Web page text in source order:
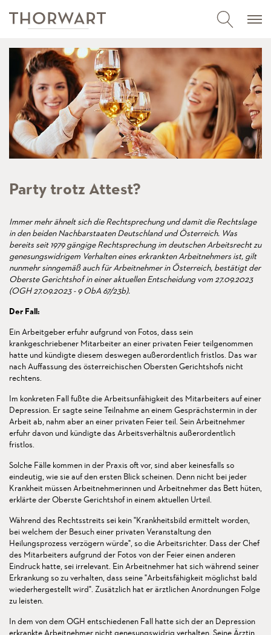
Party trotz Attest?
Immer mehr ähnelt sich die Rechtsprechung und damit die Rechtslage
in den beiden Nachbarstaaten Deutschland und Österreich. Was
bereits seit 1979 gängige Rechtsprechung im deutschen Arbeitsrecht zu
genesungswidrigem Verhalten eines erkrankten Arbeitnehmers ist, gilt
nunmehr sinngemäß auch für Arbeitnehmer in Österreich, bestätigt der
Oberste Gerichtshof in einer aktuellen Entscheidung vom 27.09.2023
(OGH 27.09.2023 - 9 ObA 67/23b).
Der Fall:
Ein Arbeitgeber erfuhr aufgrund von Fotos, dass sein
krankgeschriebener Mitarbeiter an einer privaten Feier teilgenommen
hatte und kündigte diesem deswegen außerordentlich fristlos. Das war
nach Auffassung des österreichischen Obersten Gerichtshofs nicht
rechtens.
Im konkreten Fall fußte die Arbeitsunfähigkeit des Mitarbeiters auf einer
Depression. Er sagte seine Teilnahme an einem Gesprächstermin in der
Arbeit ab, nahm aber an einer privaten Feier teil. Sein Arbeitnehmer
erfuhr davon und kündigte das Arbeitsverhältnis außerordentlich
fristlos.
Solche Fälle kommen in der Praxis oft vor, sind aber keinesfalls so
eindeutig, wie sie auf den ersten Blick scheinen. Denn nicht bei jeder
Krankheit müssen Arbeitnehmerinnen und Arbeitnehmer das Bett hüten,
erklärte der Oberste Gerichtshof in einem aktuellen Urteil.
Während des Rechtsstreits sei kein "Krankheitsbild ermittelt worden,
bei welchem der Besuch einer privaten Veranstaltung den
Heilungsprozess verzögern würde", so die Arbeitsrichter. Dass der Chef
des Mitarbeiters aufgrund der Fotos von der Feier einen anderen
Eindruck hatte, sei irrelevant. Ein Arbeitnehmer hat sich während seiner
Erkrankung so zu verhalten, dass seine "Arbeitsfähigkeit möglichst bald
wiederhergestellt wird". Zusätzlich hat er ärztlichen Anordnungen Folge
zu leisten.
In dem von dem OGH entschiedenen Fall hatte sich der an Depression
erkrankte Arbeitnehmer nicht genesungswidrig verhalten. Seine Ärztin